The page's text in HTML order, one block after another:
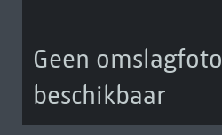
Geen omslagfoto
beschikbaar